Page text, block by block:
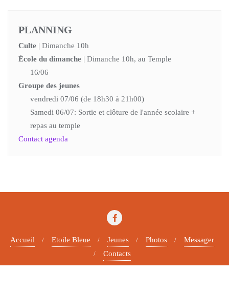
PLANNING
Culte | Dimanche 10h
École du dimanche | Dimanche 10h, au Temple
16/06
Groupe des jeunes
vendredi 07/06 (de 18h30 à 21h00)
Samedi 06/07: Sortie et clôture de l'année scolaire +
repas au temple
Contact agenda
Accueil Etoile Bleue Jeunes Photos
Messager
Contacts